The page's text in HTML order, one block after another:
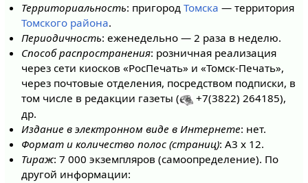
Территориальность: пригородТомска — территория
Томского района.
Периодичность: еженедельно — 2 раза в неделю.
Способ распространения: розничная реализация
через сети киосков «РосПечать» и «Томск-Печать»,
через почтовые отделения, посредством подписки, в
том числе в редакции газеты (
+7(3822) 264185),
др.
Издание в электронном виде в Интернете: нет.
Формат и количество полос (страниц): А3 х 12.
Тираж: 7 000 экземпляров (самоопределение). По
другой информации: